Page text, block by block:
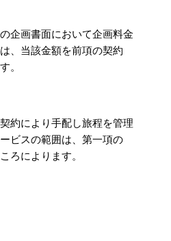
企画書面において企画料金
、当該金額を前項の契約
。
約により手配し旅程を管理
ビスの範囲は、第一項の
ろによります。